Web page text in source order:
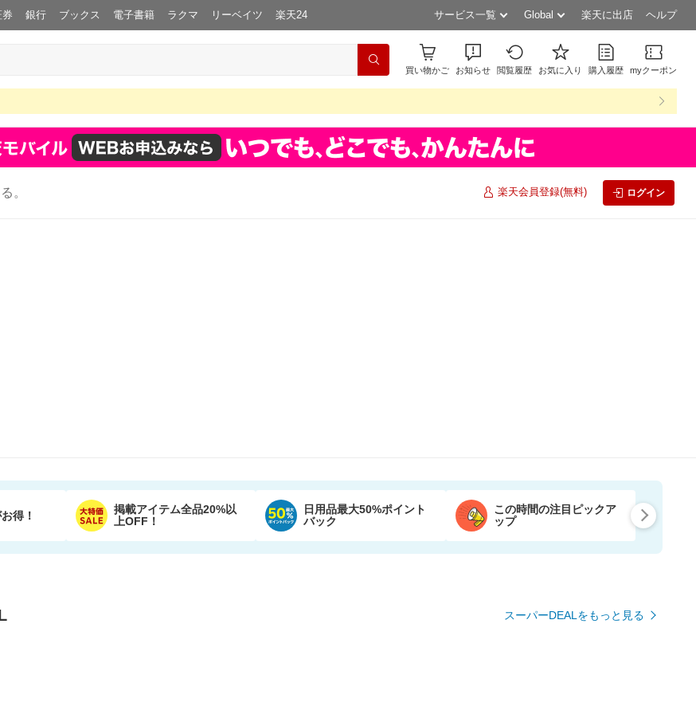
券 銀行 ブックス 電子書籍 ラクマ リーベイツ 楽天24 サービス一覧 Global 楽天に出店 ヘルプ
買い物かご お知らせ 閲覧履歴 お気に入り 購入履歴 myクーポン
。 楽天会員登録(無料) ログイン
得！
掲載アイテム全品20%以
上OFF！
日用品最大50%ポイント
バック
この時間の注目ピックア
ップ
スーパーDEALをもっと見る